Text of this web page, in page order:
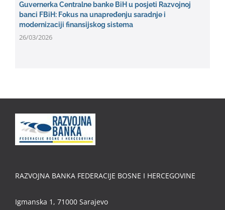
Guvernerka Centralne banke BiH u posjeti Razvojnoj
banci FBiH: Fokus na unapređenju saradnje i
modernizaciji finansijskog sistema
26/03/2026
RAZVOJNA BANKA FEDERACIJE BOSNE I HERCEGOVINE
Igmanska 1, 71000 Sarajevo